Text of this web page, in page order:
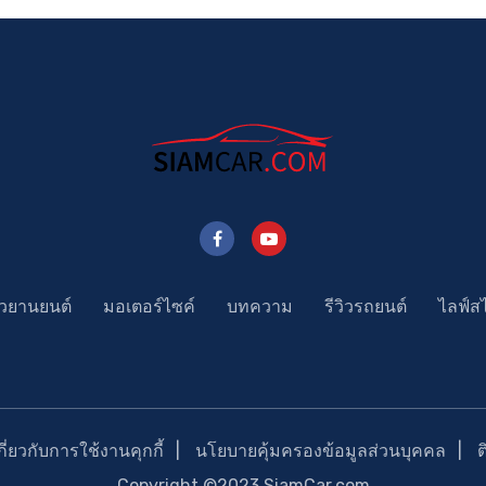
ยานยนต์ มอเตอร์ไซค์ บทความ รีวิวรถยนต์ ไลฟ์ส
ยวกับการใช้งานคุกกี้ นโยบายคุ้มครองข้อมูลส่วนบุคคล